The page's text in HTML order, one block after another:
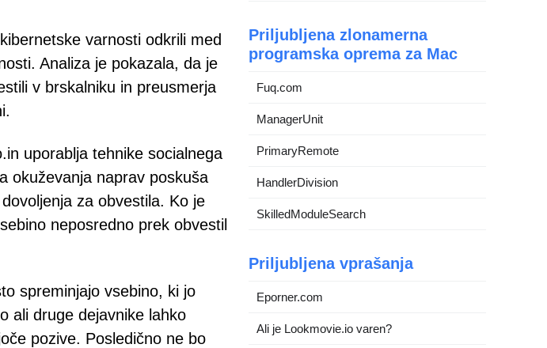
varnosti odkrili med
Analiza je pokazala, da je
v brskalniku in preusmerja
uporablja tehnike socialnega
okuževanja naprav poskuša
za obvestila. Ko je
neposredno prek obvestil
spreminjajo vsebino, ki jo
ali druge dejavnike lahko
pozive. Posledično ne bo
Priljubljena zlonamerna
programska oprema za Mac
Fuq.com
ManagerUnit
PrimaryRemote
HandlerDivision
SkilledModuleSearch
Priljubljena vprašanja
Eporner.com
Ali je Lookmovie.io varen?